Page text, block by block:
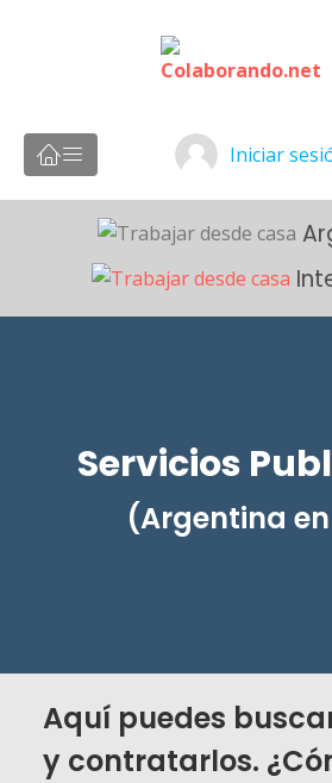
Iniciar
Servicios
(Argentina en
Aquí puedes
y contratarlos.